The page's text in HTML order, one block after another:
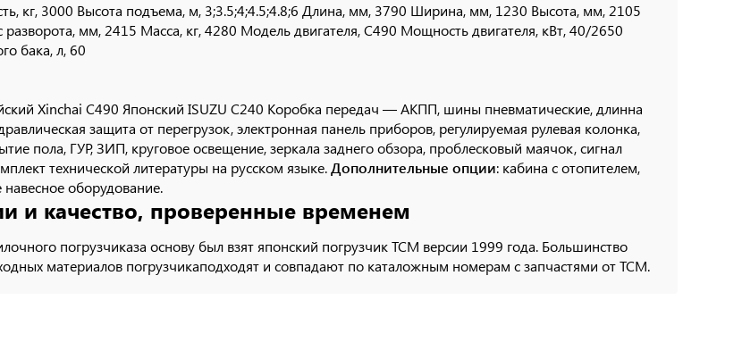
кг, 3000 Высота подъема, м, 3;3.5;4;4.5;4.8;6 Длина, мм, 3790 Ширина, мм, 1230 Высота, мм, 2105
мм, 2415 Масса, кг, 4280 Модель двигателя, C490 Мощность двигателя, кВт, 40/2650
бака, л, 60
Xinchai C490 Японский ISUZU C240 Коробка передач — АКПП, шины пневматические, длинна
защита от перегрузок, электронная панель приборов, регулируемая рулевая колонка,
пола, ГУР, ЗИП, круговое освещение, зеркала заднего обзора, проблесковый маячок, сигнал
технической литературы на русском языке. Дополнительные опции: кабина с отопителем,
оборудование.
и качество, проверенные временем
погрузчиказа основу был взят японский погрузчик ТСМ версии 1999 года. Большинство
материалов погрузчикаподходят и совпадают по каталожным номерам с запчастями от ТСМ.